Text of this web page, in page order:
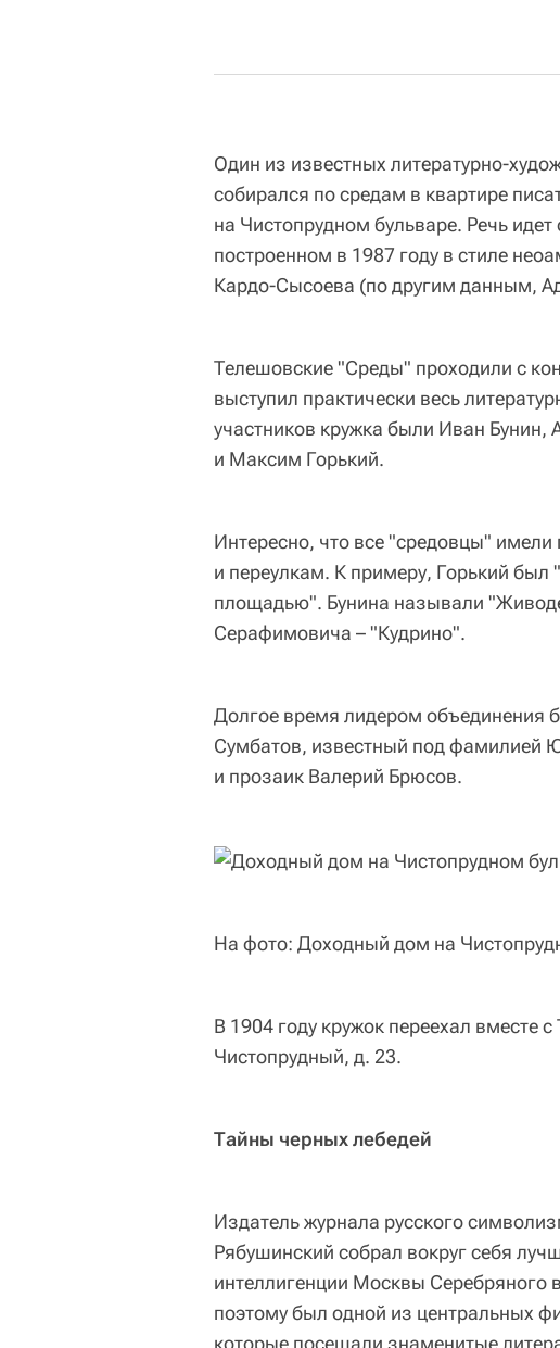
Один из известных литературно-
собирался по средам в квартире
на Чистопрудном бульваре. Речь
построенном в 1987 году в стиле
Кардо-Сысоева (по другим данным,
Телешовские "Среды" проходили с
выступил практически весь
участников кружка были Иван Бунин,
и Максим Горький.
Интересно, что все "средовцы"
и переулкам. К примеру, Горький был
площадью". Бунина называли
Серафимовича – "Кудрино".
Долгое время лидером объединения
Сумбатов, известный под фамилией
и прозаик Валерий Брюсов.
На фото: Доходный дом на
В 1904 году кружок переехал вместе
Чистопрудный, д. 23.
Тайны черных лебедей
Издатель журнала русского
Рябушинский собрал вокруг себя
интеллигенции Москвы
поэтому был одной из центральных
которые посещали знаменитые